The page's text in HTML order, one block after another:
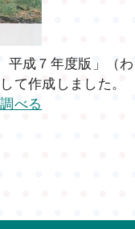
成７年度版」（
て作成しました。
べる